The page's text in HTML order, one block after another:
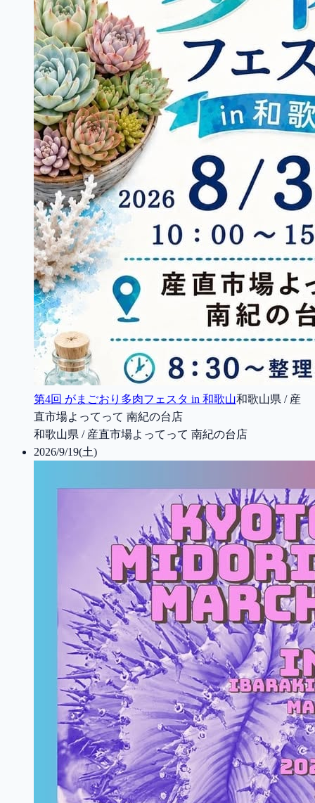
第4回 がまごおり多肉フェスタ in 和歌山和歌山県 / 産
直市場よってって 南紀の台店
和歌山県 / 産直市場よってって 南紀の台店
2026/9/19(土)